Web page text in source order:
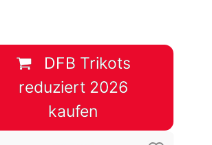
DFB Trikots
reduziert 2026
kaufen